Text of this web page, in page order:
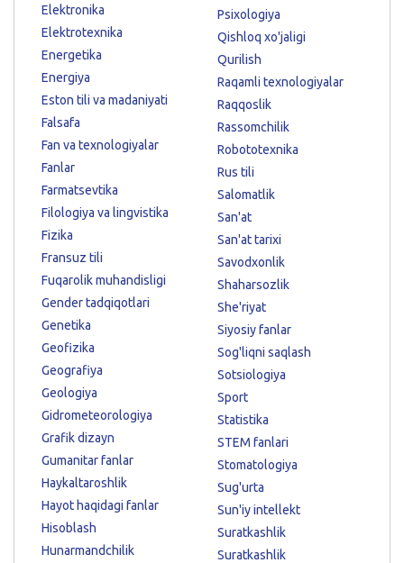
Elektronika
Elektrotexnika
Energetika
Energiya
Eston tili va madaniyati
Falsafa
Fan va texnologiyalar
Fanlar
Farmatsevtika
Filologiya va lingvistika
Fizika
Fransuz tili
Fuqarolik muhandisligi
Gender tadqiqotlari
Genetika
Geofizika
Geografiya
Geologiya
Gidrometeorologiya
Grafik dizayn
Gumanitar fanlar
Haykaltaroshlik
Hayot haqidagi fanlar
Hisoblash
Hunarmandchilik
Psixologiya
Qishloq xo'jaligi
Qurilish
Raqamli texnologiyalar
Raqqoslik
Rassomchilik
Robototexnika
Rus tili
Salomatlik
San'at
San'at tarixi
Savodxonlik
Shaharsozlik
She'riyat
Siyosiy fanlar
Sog'liqni saqlash
Sotsiologiya
Sport
Statistika
STEM fanlari
Stomatologiya
Sug'urta
Sun'iy intellekt
Suratkashlik
Suratkashlik